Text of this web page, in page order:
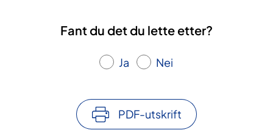
o
Fant du det du lette etter?
Ja Nei
PDF-utskrift